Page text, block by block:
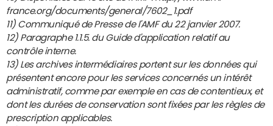
france.org/documents/general/7602_1.pdf
11) Communiqué de Presse de l'AMF du 22 janvier 2007.
12) Paragraphe 1.1.5. du Guide d'application relatif au
contrôle interne.
13) Les archives intermédiaires portent sur les données qui
présentent encore pour les services concernés un intérêt
administratif, comme par exemple en cas de contentieux, et
dont les durées de conservation sont fixées par les règles de
prescription applicables.